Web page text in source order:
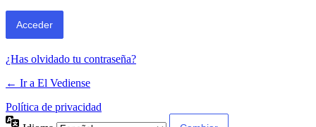
¿Has olvidado tu contraseña?
← Ir a El Vediense
Política de privacidad